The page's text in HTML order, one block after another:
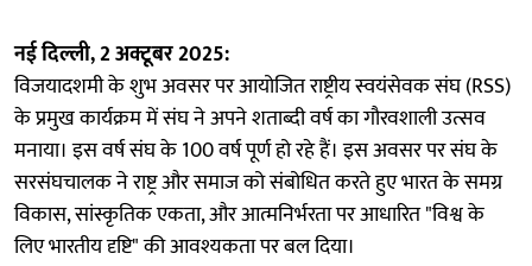
नई दिल्ली, 2 अक्टूबर 2025:
विजयादशमी के शुभ अवसर पर आयोजित राष्ट्रीय स्वयंसेवक संघ (RSS)
के प्रमुख कार्यक्रम में संघ ने अपने शताब्दी वर्ष का गौरवशाली उत्सव
मनाया। इस वर्ष संघ के 100 वर्ष पूर्ण हो रहे हैं। इस अवसर पर संघ के
सरसंघचालक ने राष्ट्र और समाज को संबोधित करते हुए भारत के समग्र
विकास, सांस्कृतिक एकता, और आत्मनिर्भरता पर आधारित "विश्व के
लिए भारतीय दृष्टि" की आवश्यकता पर बल दिया।